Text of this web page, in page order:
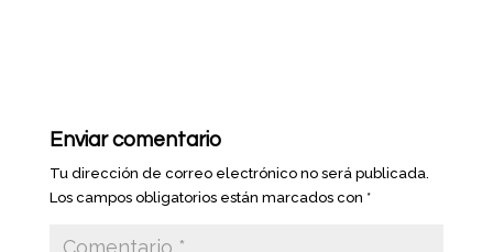
Enviar comentario
Tu dirección de correo electrónico no será publicada.
Los campos obligatorios están marcados con *